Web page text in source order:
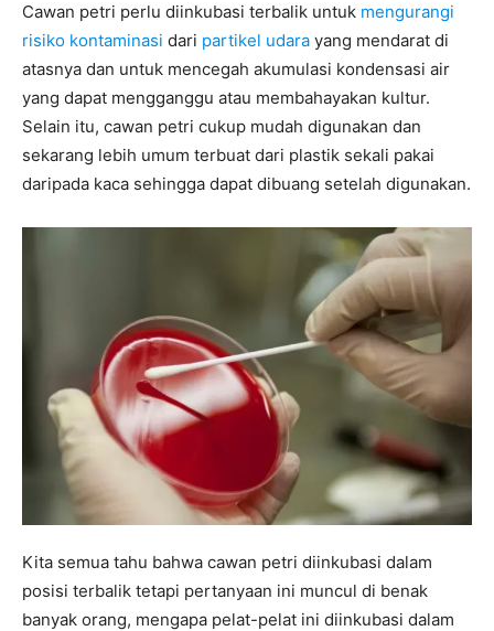
Cawan petri perlu diinkubasi terbalik untuk mengurangi
risiko kontaminasi dari partikel udara yang mendarat di
atasnya dan untuk mencegah akumulasi kondensasi air
yang dapat mengganggu atau membahayakan kultur.
Selain itu, cawan petri cukup mudah digunakan dan
sekarang lebih umum terbuat dari plastik sekali pakai
daripada kaca sehingga dapat dibuang setelah digunakan.
Kita semua tahu bahwa cawan petri diinkubasi dalam
posisi terbalik tetapi pertanyaan ini muncul di benak
banyak orang, mengapa pelat-pelat ini diinkubasi dalam